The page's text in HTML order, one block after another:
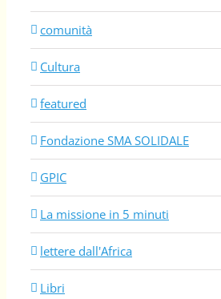
comunità
Cultura
featured
Fondazione SMA SOLIDALE
GPIC
La missione in 5 minuti
lettere dall'Africa
Libri